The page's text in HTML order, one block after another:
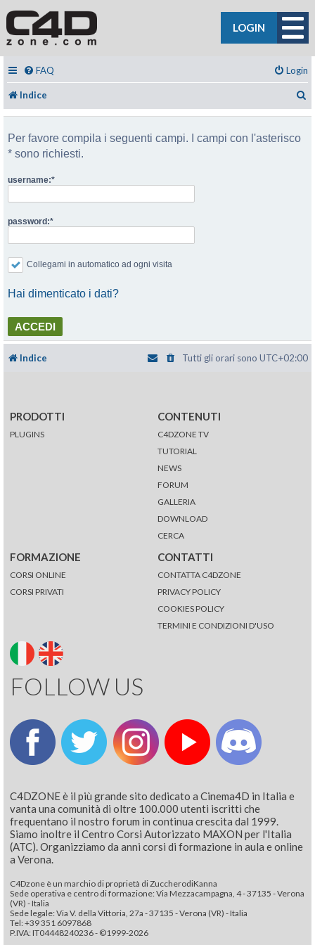
LOGIN
FAQ Login
Indice
Per favore compila i seguenti campi. I campi con l'asterisco
* sono richiesti.
username:
password:
Collegami in automatico ad ogni visita
Hai dimenticato i dati?
Indice Tutti gli orari sono UTC+02:00
PRODOTTI
PLUGINS
CONTENUTI
C4DZONE TV
TUTORIAL
NEWS
FORUM
GALLERIA
DOWNLOAD
CERCA
FORMAZIONE
CORSI ONLINE
CORSI PRIVATI
CONTATTI
CONTATTA C4DZONE
PRIVACY POLICY
COOKIES POLICY
TERMINI E CONDIZIONI D'USO
FOLLOW US
C4DZONE è il più grande sito dedicato a Cinema4D in Italia e
vanta una comunità di oltre 100.000 utenti iscritti che
frequentano il nostro forum in continua crescita dal 1999.
Siamo inoltre il Centro Corsi Autorizzato MAXON per l'Italia
(ATC). Organizziamo da anni corsi di formazione in aula e online
a Verona.
C4Dzone è un marchio di proprietà di ZuccherodiKanna
Sede operativa e centro di formazione: Via Mezzacampagna, 4 - 37135 - Verona
(VR) - Italia
Sede legale: Via V. della Vittoria, 27a - 37135 - Verona (VR) - Italia
Tel: +39 351 6097868‬
P.IVA: IT04448240236 - ©1999-2026